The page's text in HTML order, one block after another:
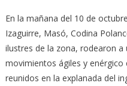
En la mañana del 10 de
Izaguirre, Masó, Codina
ilustres de la zona, rodearon
movimientos ágiles y enérgico
reunidos en la explanada del